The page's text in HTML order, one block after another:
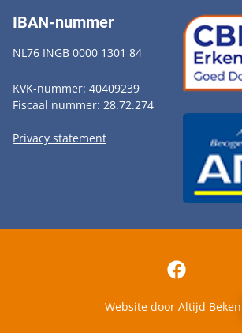
IBAN-nummer
NL76 INGB 0000 1301 84
KVK-nummer: 40409239
Fiscaal nummer: 28.72.274
Privacy statement
Website door Altijd